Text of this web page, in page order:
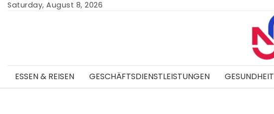
SkipSaturday, August 8, 2026
ESSEN & REISEN GESCHÄFTSDIENSTLEISTUNGEN GESUNDHEIT